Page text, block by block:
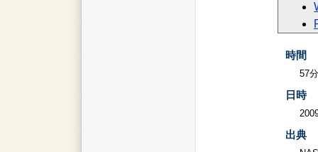
時間
57
日時
出典